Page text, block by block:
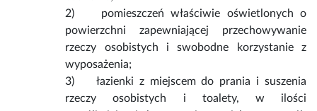
2) pomieszczeń właściwie oświetlonych o
powierzchni zapewniającej przechowywanie
rzeczy osobistych i swobodne korzystanie z
wyposażenia;
3) łazienki z miejscem do prania i suszenia
rzeczy osobistych i toalety, w ilości